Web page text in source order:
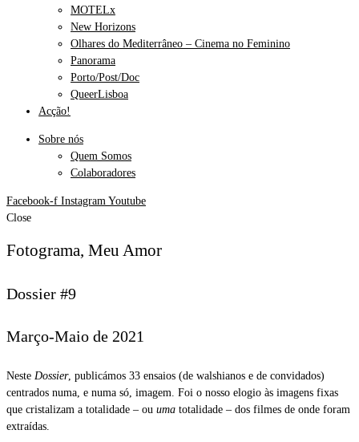
MOTELx
New Horizons
Olhares do Mediterrâneo – Cinema no Feminino
Panorama
Porto/Post/Doc
QueerLisboa
Acção!
Sobre nós
Quem Somos
Colaboradores
Facebook-f Instagram Youtube
Close
Fotograma, Meu Amor
Dossier #9
Março-Maio de 2021
Neste Dossier, publicámos 33 ensaios (de walshianos e de convidados)
centrados numa, e numa só, imagem. Foi o nosso elogio às imagens fixas
que cristalizam a totalidade – ou uma totalidade – dos filmes de onde foram
extraídas.